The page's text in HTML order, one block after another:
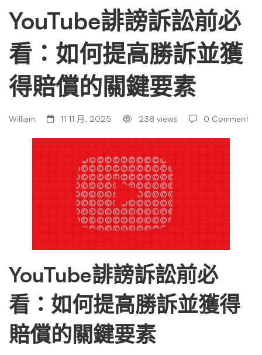
訟
前
必
看：
提
高
勝
YouTube誹謗訴訟前必
看：如何提高勝訴並獲
得賠償的關鍵要素
William 11 11 月, 2025 238 views 0 Comment
YouTube誹謗訴訟前必
看：如何提高勝訴並獲得
賠償的關鍵要素